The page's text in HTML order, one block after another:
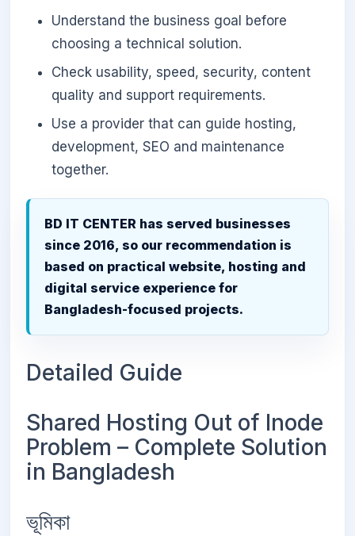
Understand the business goal before
choosing a technical solution.
Check usability, speed, security, content
quality and support requirements.
Use a provider that can guide hosting,
development, SEO and maintenance
together.
BD IT CENTER has served businesses
since 2016, so our recommendation is
based on practical website, hosting and
digital service experience for
Bangladesh-focused projects.
Detailed Guide
Shared Hosting Out of Inode
Problem – Complete Solution
in Bangladesh
ভূমিকা